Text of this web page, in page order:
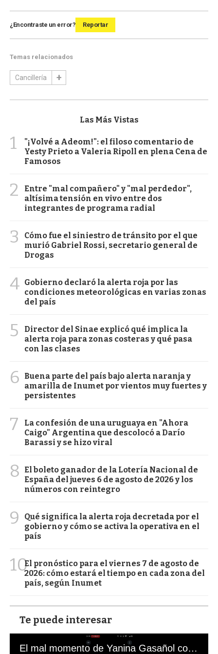
¿Encontraste un error? Reportar
Temas relacionados
Cancillería
Las Más Vistas
1
"¡Volvé a Adeom!": el filoso comentario de
Yesty Prieto a Valeria Ripoll en plena Cena de
Famosos
2
Entre "mal compañero" y "mal perdedor",
altísima tensión en vivo entre dos
integrantes de programa radial
3
Cómo fue el siniestro de tránsito por el que
murió Gabriel Rossi, secretario general de
Drogas
4 Gobierno declaró la alerta roja por las
condiciones meteorológicas en varias zonas
del país
5
Director del Sinae explicó qué implica la
alerta roja para zonas costeras y qué pasa
con las clases
6
Buena parte del país bajo alerta naranja y
amarilla de Inumet por vientos muy fuertes y
persistentes
7
La confesión de una uruguaya en "Ahora
Caigo" Argentina que descolocó a Darío
Barassi y se hizo viral
8
El boleto ganador de la Lotería Nacional de
España del jueves 6 de agosto de 2026 y los
números con reintegro
9
Qué significa la alerta roja decretada por el
gobierno y cómo se activa la operativa en el
país
10El pronóstico para el viernes 7 de agosto de
2026: cómo estará el tiempo en cada zona del
país, según Inumet
Te puede interesar
El mal momento de Yanina Gasañol con un hincha argentino en "Subrayado"